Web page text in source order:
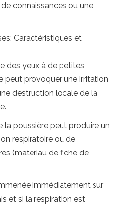
connaissances ou une
Caractéristiques et
des yeux à de petites
peut provoquer une irritation
destruction locale de la
la poussière peut produire un
respiratoire ou de
(matériau de fiche de
immédiatement sur
et si la respiration est